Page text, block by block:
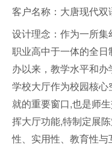
客户名称：大唐现代双
设计理念：作为一所集
职业高中于一体的全
办以来，教学水平和办
学校大厅作为校园核
就的重要窗口,也是师
挥大厅功能,特制定展
性、实用性、教育性